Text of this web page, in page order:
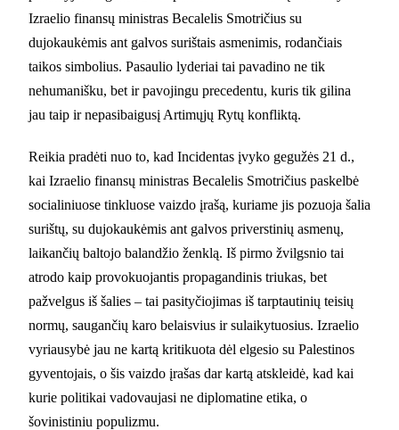
Izraelio finansų ministras Becalelis Smotričius su
dujokaukėmis ant galvos surištais asmenimis, rodančiais
taikos simbolius. Pasaulio lyderiai tai pavadino ne tik
nehumanišku, bet ir pavojingu precedentu, kuris tik gilina
jau taip ir nepasibaigusį Artimųjų Rytų konfliktą.
Reikia pradėti nuo to, kad Incidentas įvyko gegužės 21 d.,
kai Izraelio finansų ministras Becalelis Smotričius paskelbė
socialiniuose tinkluose vaizdo įrašą, kuriame jis pozuoja šalia
surištų, su dujokaukėmis ant galvos priverstinių asmenų,
laikančių baltojo balandžio ženklą. Iš pirmo žvilgsnio tai
atrodo kaip provokuojantis propagandinis triukas, bet
pažvelgus iš šalies – tai pasityčiojimas iš tarptautinių teisių
normų, saugančių karo belaisvius ir sulaikytuosius. Izraelio
vyriausybė jau ne kartą kritikuota dėl elgesio su Palestinos
gyventojais, o šis vaizdo įrašas dar kartą atskleidė, kad kai
kurie politikai vadovaujasi ne diplomatine etika, o
šovinistiniu populizmu.